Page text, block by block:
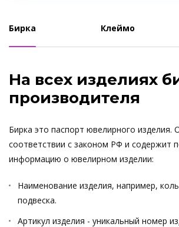
Бирка Клеймо
На всех изделиях
производителя
Бирка это паспорт ювелирного изделия.
соответствии с законом РФ и содержит
информацию о ювелирном изделии:
Наименование изделия, например,
подвеска.
Артикул изделия - уникальный номер